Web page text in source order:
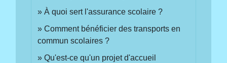
À quoi sert l'assurance scolaire ?
Comment bénéficier des transports en
commun scolaires ?
Qu'est-ce qu'un projet d'accueil